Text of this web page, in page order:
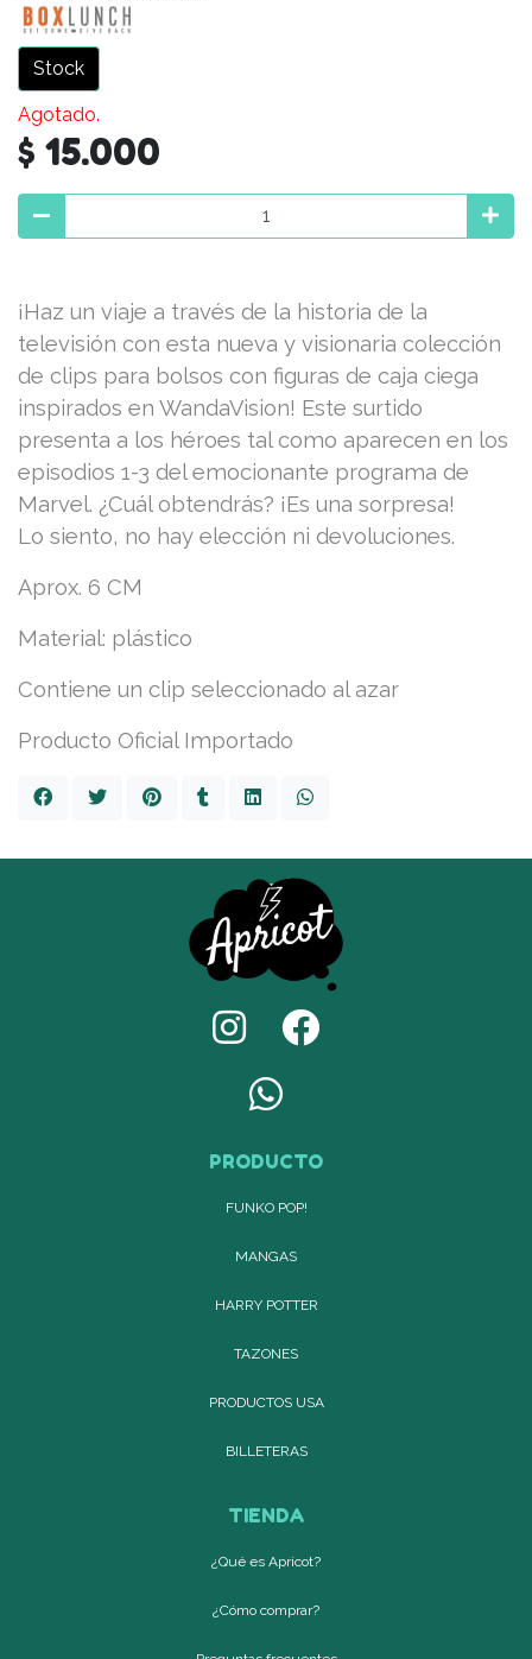
Stock
Agotado.
$ 15.000
¡Haz un viaje a través de la historia de la
televisión con esta nueva y visionaria colección
de clips para bolsos con figuras de caja ciega
inspirados en WandaVision! Este surtido
presenta a los héroes tal como aparecen en los
episodios 1-3 del emocionante programa de
Marvel. ¿Cuál obtendrás? ¡Es una sorpresa!
Lo siento, no hay elección ni devoluciones.
Aprox. 6 CM
Material: plástico
Contiene un clip seleccionado al azar
Producto Oficial Importado
PRODUCTO
FUNKO POP!
MANGAS
HARRY POTTER
TAZONES
PRODUCTOS USA
BILLETERAS
TIENDA
¿Qué es Apricot?
¿Cómo comprar?